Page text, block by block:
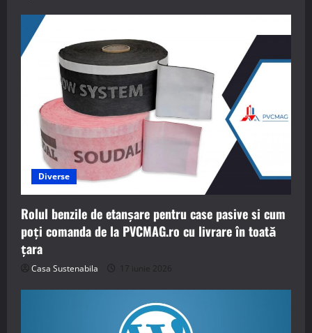
Diverse
Rolul benzile de etanșare pentru case pasive si cum
poți comanda de la PVCMAG.ro cu livrare în toată
țara
Casa Sustenabila 17 iunie 2026